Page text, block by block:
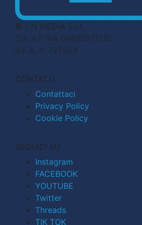
© CN MEDIA S.r.l.
C.F. e P.IVA 04998911210
R.E.A. n. 727803
CONTATTI
Contattaci
Privacy Policy
Cookie Policy
SEGUICI SU
Instagram
FACEBOOK
YOUTUBE
Twitter
Threads
TIK TOK